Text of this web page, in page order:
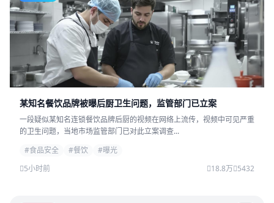
某知名餐饮品牌被曝后厨卫生问题，监管部门已立案
一段疑似某知名连锁餐饮品牌后厨的视频在网络上流传，视频中可见严重
的卫生问题，当地市场监管部门已对此立案调查...
#食品安全
#餐饮
#曝光
5小时前
18.8万 5432